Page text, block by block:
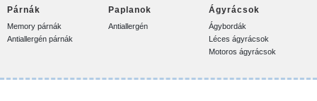
Párnák
Memory párnák
Antiallergén párnák
Paplanok
Antiallergén
Ágyrácsok
Ágybordák
Léces ágyrácsok
Motoros ágyrácsok